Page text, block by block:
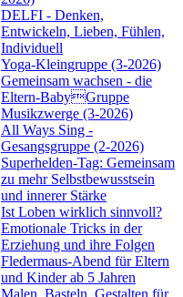
DELFI - Denken,
Entwickeln, Lieben, Fühlen,
Individuell
Yoga-Kleingruppe (3-2026)
Gemeinsam wachsen - die
Eltern-BabyGruppe
Musikzwerge (3-2026)
All Ways Sing -
Gesangsgruppe (2-2026)
Superhelden-Tag: Gemeinsam
zu mehr Selbstbewusstsein
und innerer Stärke
Ist Loben wirklich sinnvoll?
Emotionale Tricks in der
Erziehung und ihre Folgen
Fledermaus-Abend für Eltern
und Kinder ab 5 Jahren
Malen, Basteln, Gestalten für